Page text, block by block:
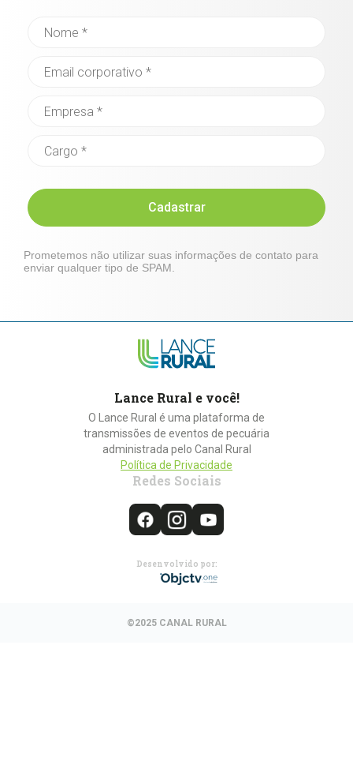
Cadastrar
Prometemos não utilizar suas informações de contato para
enviar qualquer tipo de SPAM.
Lance Rural e você!
O Lance Rural é uma plataforma de
transmissões de eventos de pecuária
administrada pelo Canal Rural
Política de Privacidade
Redes Sociais
Desenvolvido por:
©2025 CANAL RURAL